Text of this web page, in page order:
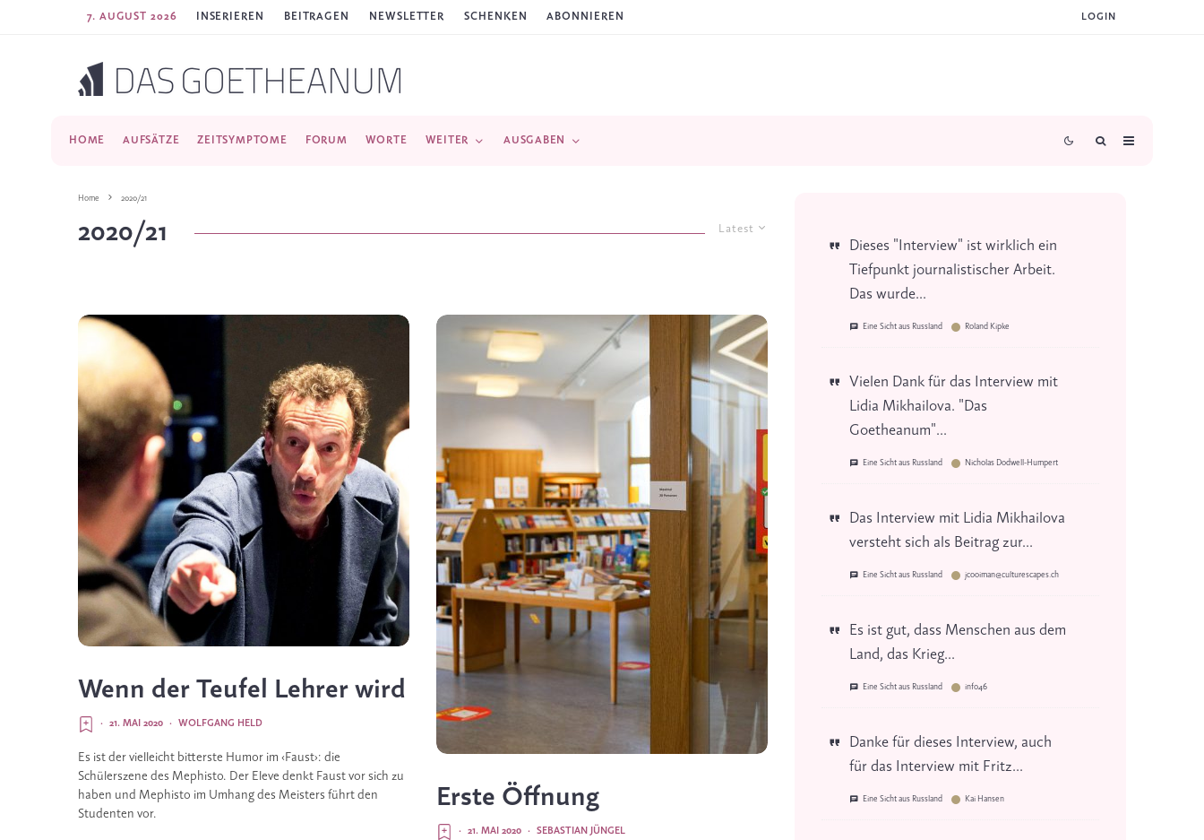
7. AUGUST 2026 INSERIEREN BEITRAGEN NEWSLETTER SCHENKEN ABONNIEREN LOGIN
HOME AUFSÄTZE ZEITSYMPTOME FORUM WORTE WEITER AUSGABEN
Home 2020/21
Latest
2020/21
Wenn der Teufel Lehrer wird
WOLFGANG HELD
·
21. MAI 2020
·
Es ist der vielleicht bitterste Humor im ‹Faust›: die
Schülerszene des Mephisto. Der Eleve denkt Faust vor sich zu
haben und Mephisto im Umhang des Meisters führt den
Studenten vor.
Erste Öffnung
SEBASTIAN JÜNGEL
·
21. MAI 2020
·
Dieses "Interview" ist wirklich ein
Tiefpunkt journalistischer Arbeit.
Das wurde...
Eine Sicht aus Russland Roland Kipke
Vielen Dank für das Interview mit
Lidia Mikhailova. "Das
Goetheanum"...
Eine Sicht aus Russland Nicholas Dodwell-Humpert
Das Interview mit Lidia Mikhailova
versteht sich als Beitrag zur...
Eine Sicht aus Russland jcooiman@culturescapes.ch
Es ist gut, dass Menschen aus dem
Land, das Krieg...
Eine Sicht aus Russland info46
Danke für dieses Interview, auch
für das Interview mit Fritz...
Eine Sicht aus Russland Kai Hansen